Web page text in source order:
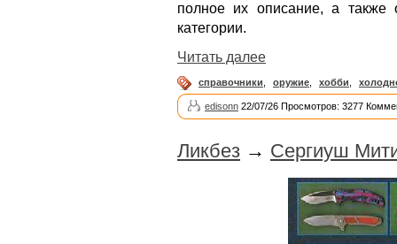
полное их описание, а также
категории.
Читать далее
справочники оружие хобби
edisonn 22/07/26 Просмотров: 3277
Ликбез → Сергиуш